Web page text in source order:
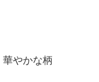
華やかな柄